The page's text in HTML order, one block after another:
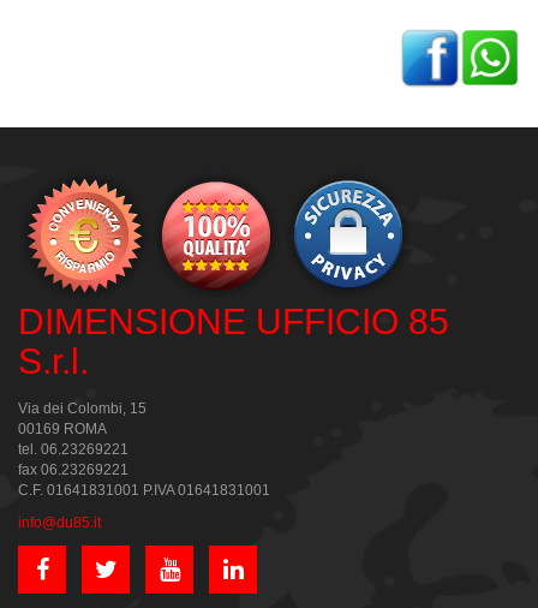
DIMENSIONE UFFICIO 85
S.r.l.
Via dei Colombi, 15
00169 ROMA
tel. 06.23269221
fax 06.23269221
C.F. 01641831001 P.IVA 01641831001
info@du85.it